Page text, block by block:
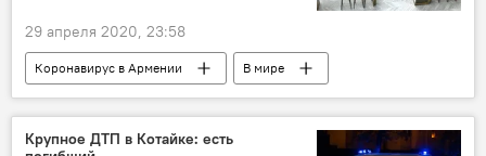
29 апреля 2020, 23:58
Коронавирус в Армении
В мире
коронавирус
ВОЗ
Великобритания
Крупное ДТП в Котайке: есть